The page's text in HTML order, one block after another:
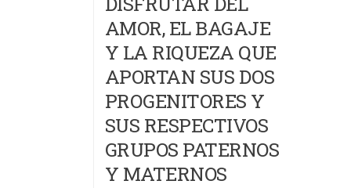
AMOR, EL BAGAJE
Y LA RIQUEZA QUE
APORTAN SUS DOS
PROGENITORES Y
SUS RESPECTIVOS
GRUPOS PATERNOS
Y MATERNOS